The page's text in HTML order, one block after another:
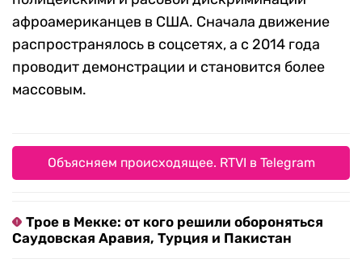
афроамериканцев в США. Сначала движение
распространялось в соцсетях, а с 2014 года
проводит демонстрации и становится более
массовым.
Объясняем происходящее. RTVI в Telegram
Трое в Мекке: от кого решили обороняться
Саудовская Аравия, Турция и Пакистан